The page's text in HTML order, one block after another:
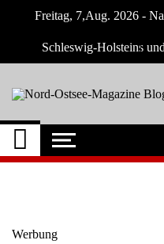
Freitag, 7,Aug. 2026 -
Schleswig-Holsteins
Nord-
Der Blog der Nord-
Werbung